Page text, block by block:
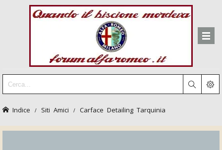
Indice Siti Amici Carface Detailing Tarquinia